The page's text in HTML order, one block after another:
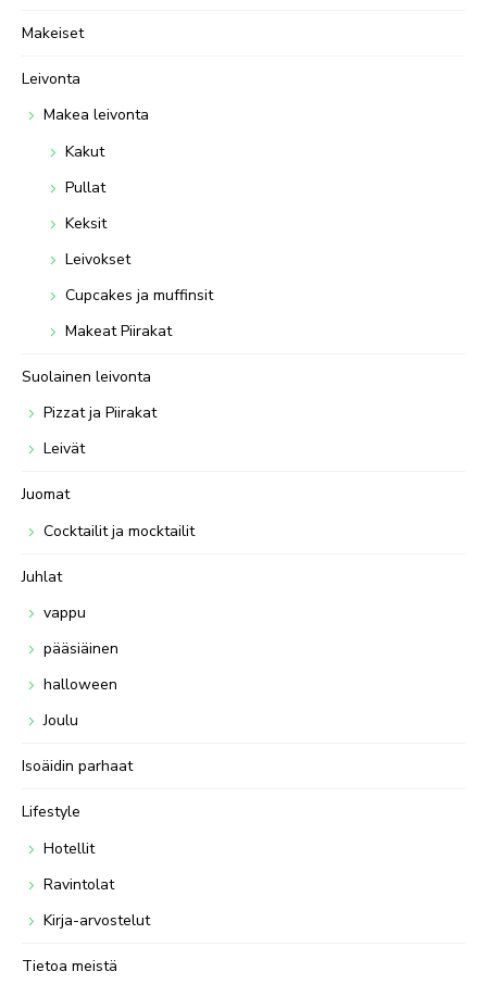
Makeiset
Leivonta
Makea leivonta
Kakut
Pullat
Keksit
Leivokset
Cupcakes ja muffinsit
Makeat Piirakat
Suolainen leivonta
Pizzat ja Piirakat
Leivät
Juomat
Cocktailit ja mocktailit
Juhlat
vappu
pääsiäinen
halloween
Joulu
Isoäidin parhaat
Lifestyle
Hotellit
Ravintolat
Kirja-arvostelut
Tietoa meistä